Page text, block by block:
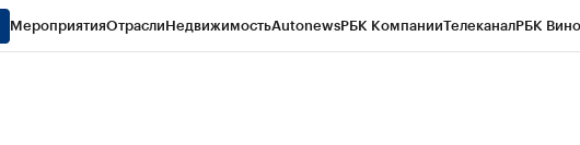
МероприятияОтраслиНедвижимостьAutonewsРБК КомпанииТелеканалРБК Вино